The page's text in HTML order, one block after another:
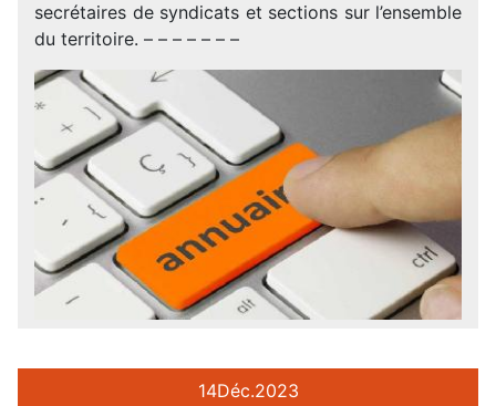
secrétaires de syndicats et sections sur l’ensemble
du territoire. – – – – – – –
14Déc.2023